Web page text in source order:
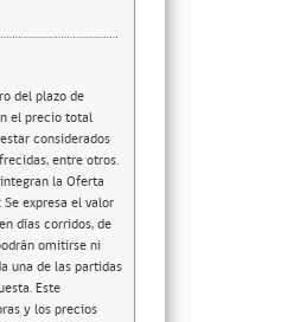
del plazo de
el precio total
considerados
entre otros.
la Oferta
expresa el valor
días corridos, de
omitirse ni
una de las partidas
Este
y los precios